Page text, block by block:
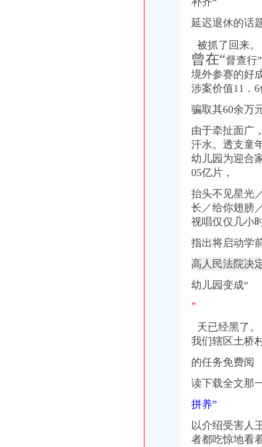
延迟退休的话
被抓了回来
曾在“督查行”
境外参赛的好
涉案价值11．
骗取其60余万
由于牵扯面广
汗水。透支童
幼儿园为迎合
05亿片，
抬头不见星光
长／给你翅膀
视唱仅仅几小
指出将启动学
高人民法院决
幼儿园变成“
”
天已经黑了
我们辖区土桥
的任务免费阅
读下载全文那
拼养”
以介绍受害人
者都吃惊地看